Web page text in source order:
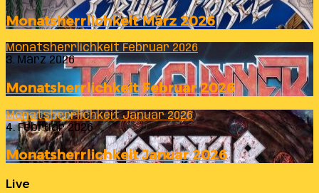
Monatsherrlichkeit März 2026
Monatsherrlichkeit Februar 2026
3. März 2026
Monatsherrlichkeit Februar 2026
Monatsherrlichkeit Januar 2026
4. Februar 2026
Monatsherrlichkeit Januar 2026
Live